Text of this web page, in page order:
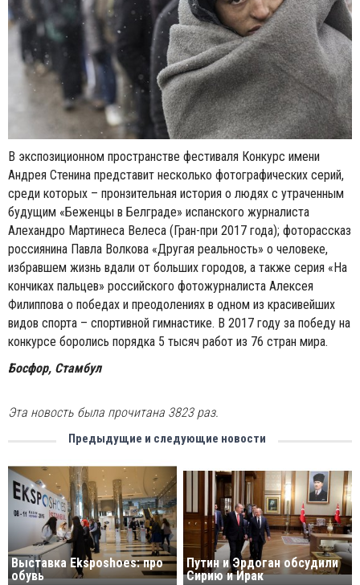
В экспозиционном пространстве фестиваля Конкурс имени
Андрея Стенина представит несколько фотографических серий,
среди которых – пронзительная история о людях с утраченным
будущим «Беженцы в Белграде» испанского журналиста
Алехандро Мартинеса Велеса (Гран-при 2017 года); фоторассказ
россиянина Павла Волкова «Другая реальность» о человеке,
избравшем жизнь вдали от больших городов, а также серия «На
кончиках пальцев» российского фотожурналиста Алексея
Филиппова о победах и преодолениях в одном из красивейших
видов спорта – спортивной гимнастике. В 2017 году за победу на
конкурсе боролись порядка 5 тысяч работ из 76 стран мира.
Босфор, Стамбул
Эта новость была прочитана 3823 раз.
Предыдущие и следующие новости
Выставка Eksposhoes: про
обувь
Путин и Эрдоган обсудили
Сирию и Ирак